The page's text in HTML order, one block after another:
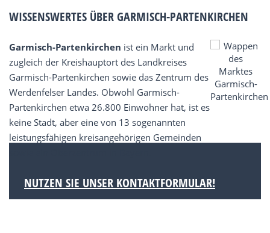
WISSENSWERTES ÜBER GARMISCH-PARTENKIRCHEN
Garmisch-Partenkirchen ist ein Markt und
zugleich der Kreishauptort des Landkreises
Garmisch-Partenkirchen sowie das Zentrum des
Werdenfelser Landes. Obwohl Garmisch-
Partenkirchen etwa 26.800 Einwohner hat, ist es
keine Stadt, aber eine von 13 sogenannten
leistungsfähigen kreisangehörigen Gemeinden
NUTZEN SIE UNSER KONTAKTFORMULAR!